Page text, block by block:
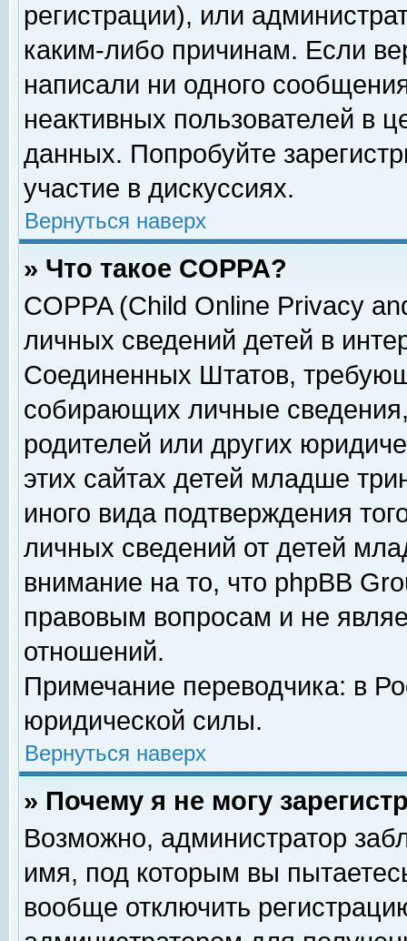
регистрации), или
каким-либо причинам. Если
написали ни одного
неактивных пользователей в
данных. Попробуйте
участие в дискуссиях.
Вернуться наверх
» Что такое COPPA?
COPPA (Child Online Privacy
личных сведений детей в
Соединенных Штатов,
собирающих личные
родителей или других
этих сайтах детей младше
иного вида подтверждения
личных сведений от детей
внимание на то, что phpBB
правовым вопросам и не
отношений.
Примечание переводчика: в
юридической силы.
Вернуться наверх
» Почему я не могу
Возможно, администратор
имя, под которым вы
вообще отключить